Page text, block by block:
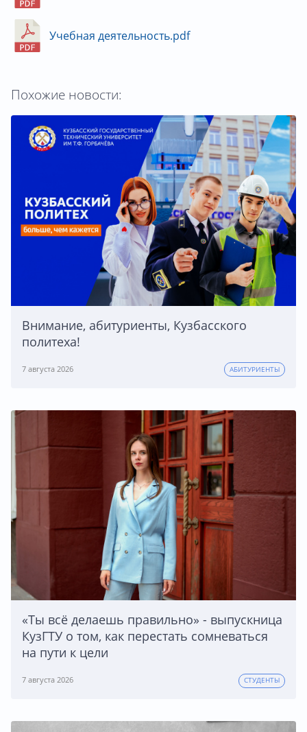
Учебная деятельность.pdf
Похожие новости:
Внимание, абитуриенты, Кузбасского
политеха!
7 августа 2026 АБИТУРИЕНТЫ
«Ты всё делаешь правильно» - выпускница
КузГТУ о том, как перестать сомневаться
на пути к цели
7 августа 2026 СТУДЕНТЫ